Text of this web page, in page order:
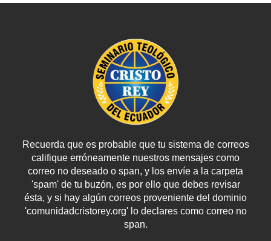
Recuerda que es probable que tu sistema de correos
califique erróneamente nuestros mensajes como
correo no deseado o span, y los envíe a la carpeta
'spam' de tu buzón, es por ello que debes revisar
ésta, y si hay algún correos proveniente del dominio
'comunidadcristorey.org' lo declares como correo no
span.